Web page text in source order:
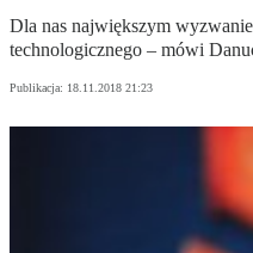
Dla nas największym
technologicznego – mówi
Publikacja: 18.11.2018 21:23